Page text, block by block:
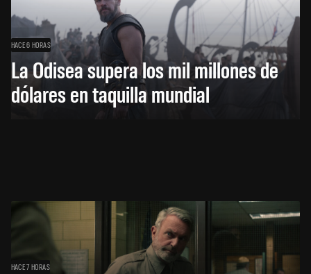
HACE 6 HORAS
La Odisea supera los mil millones de
dólares en taquilla mundial
HACE 7 HORAS